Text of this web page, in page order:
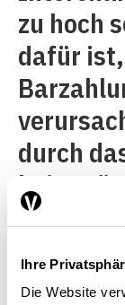
Ihre
Die Website
zu hoch
dafür
durch
beim
Kosten